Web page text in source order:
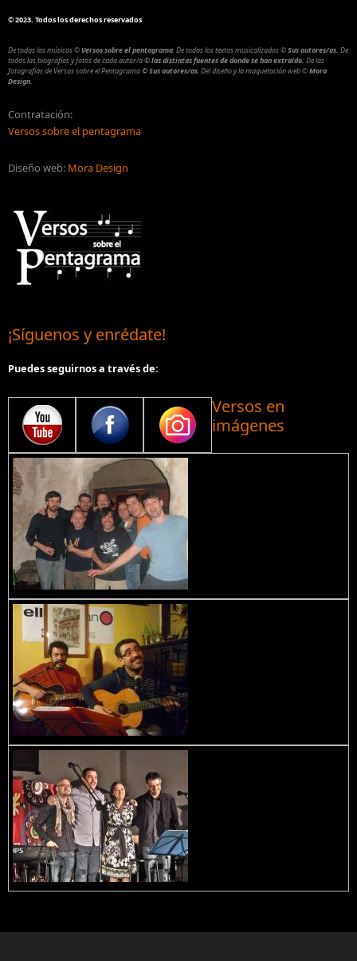
©2023. Todos los derechos reservados
De todas las músicas© Versos sobre el pentagrama. De todos los textos musicalizados©Sus autores/as. De
todos las biografías y fotos de cada autor/a© las distintas fuentes de donde se han extraído. De las
fotografías de Versos sobre el Pentagrama© Sus autores/as. Del diseño y la maquetación web©Mora
Design.
Contratación:
Versos sobre el pentagrama
Diseño web: Mora Design
¡Síguenos y enrédate!
Puedes seguirnos a través de:
Versos en
imágenes